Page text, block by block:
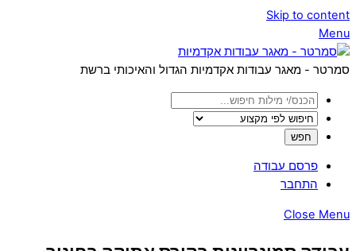
Skip to content
Menu
סמרטר - מאגר עבודות אקדמיות הגדול והאיכותי ברשת
פרסם עבודה
התחבר
Close Menu